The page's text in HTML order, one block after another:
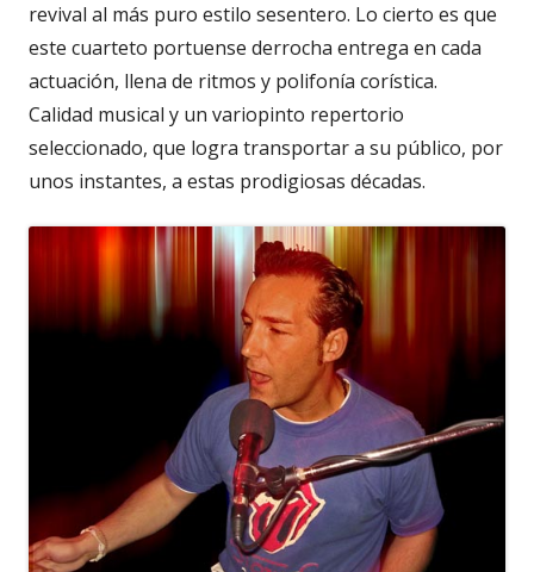
revival al más puro estilo sesentero. Lo cierto es que
este cuarteto portuense derrocha entrega en cada
actuación, llena de ritmos y polifonía corística.
Calidad musical y un variopinto repertorio
seleccionado, que logra transportar a su público, por
unos instantes, a estas prodigiosas décadas.